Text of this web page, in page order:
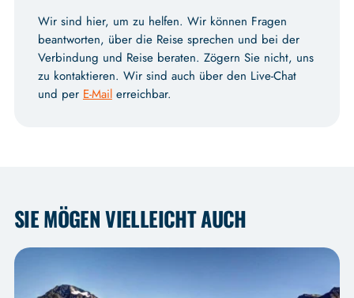
Wir sind hier, um zu helfen. Wir können Fragen
beantworten, über die Reise sprechen und bei der
Verbindung und Reise beraten. Zögern Sie nicht, uns
zu kontaktieren. Wir sind auch über den Live-Chat
und per E-Mailerreichbar.
SIE MÖGEN VIELLEICHT AUCH